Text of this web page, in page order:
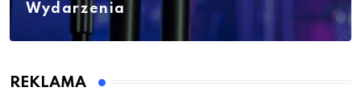
Wydarzenia
REKLAMA